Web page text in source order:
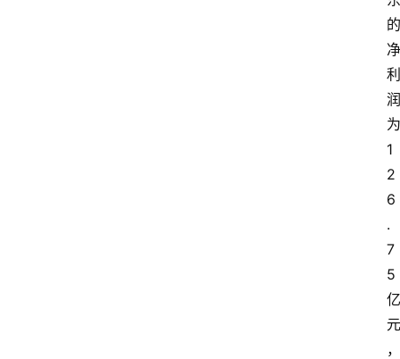
的
净
利
润
为
1
2
6
.
7
5
亿
元
，